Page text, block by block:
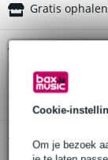
Cookie-
Om je bezoek
Gratis
Twijfel je of de